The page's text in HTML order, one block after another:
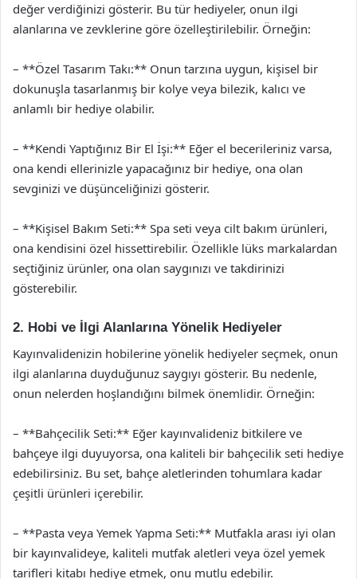
değer verdiğinizi gösterir. Bu tür hediyeler, onun ilgi
alanlarına ve zevklerine göre özelleştirilebilir. Örneğin:
– **Özel Tasarım Takı:** Onun tarzına uygun, kişisel bir
dokunuşla tasarlanmış bir kolye veya bilezik, kalıcı ve
anlamlı bir hediye olabilir.
– **Kendi Yaptığınız Bir El İşi:** Eğer el becerileriniz varsa,
ona kendi ellerinizle yapacağınız bir hediye, ona olan
sevginizi ve düşünceliğinizi gösterir.
– **Kişisel Bakım Seti:** Spa seti veya cilt bakım ürünleri,
ona kendisini özel hissettirebilir. Özellikle lüks markalardan
seçtiğiniz ürünler, ona olan saygınızı ve takdirinizi
gösterebilir.
2. Hobi ve İlgi Alanlarına Yönelik Hediyeler
Kayınvalidenizin hobilerine yönelik hediyeler seçmek, onun
ilgi alanlarına duyduğunuz saygıyı gösterir. Bu nedenle,
onun nelerden hoşlandığını bilmek önemlidir. Örneğin:
– **Bahçecilik Seti:** Eğer kayınvalideniz bitkilere ve
bahçeye ilgi duyuyorsa, ona kaliteli bir bahçecilik seti hediye
edebilirsiniz. Bu set, bahçe aletlerinden tohumlara kadar
çeşitli ürünleri içerebilir.
– **Pasta veya Yemek Yapma Seti:** Mutfakla arası iyi olan
bir kayınvalideye, kaliteli mutfak aletleri veya özel yemek
tarifleri kitabı hediye etmek, onu mutlu edebilir.